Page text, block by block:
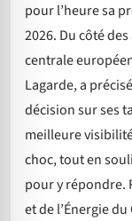
pour l’heure sa
2026. Du côté
centrale
Lagarde, a
décision sur ses
meilleure
choc, tout en
pour y répondre.
et de l’Énergie